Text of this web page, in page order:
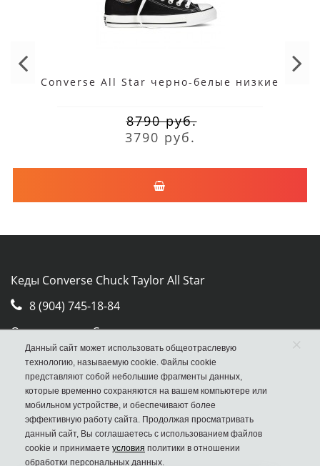
Converse All Star черно-белые низкие
8790 руб.
3790 руб.
Кеды Converse Chuck Taylor All Star
8 (904) 745-18-84
Отдел продаж Converse
Москва, ул. Авиамоторная, д.50, стр. 2, оф. 30
Данный сайт может использовать общеотраслевую
технологию, называемую cookie. Файлы cookie
представляют собой небольшие фрагменты данных,
которые временно сохраняются на вашем компьютере или
мобильном устройстве, и обеспечивают более
эффективную работу сайта. Продолжая просматривать
данный сайт, Вы соглашаетесь с использованием файлов
cookie и принимаете условия политики в отношении
обработки персональных данных.
×